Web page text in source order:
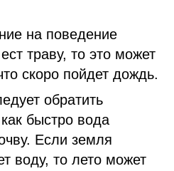
на поведение
траву, то это может
скоро пойдет дождь.
обратить
быстро вода
Если земля
воду, то лето может